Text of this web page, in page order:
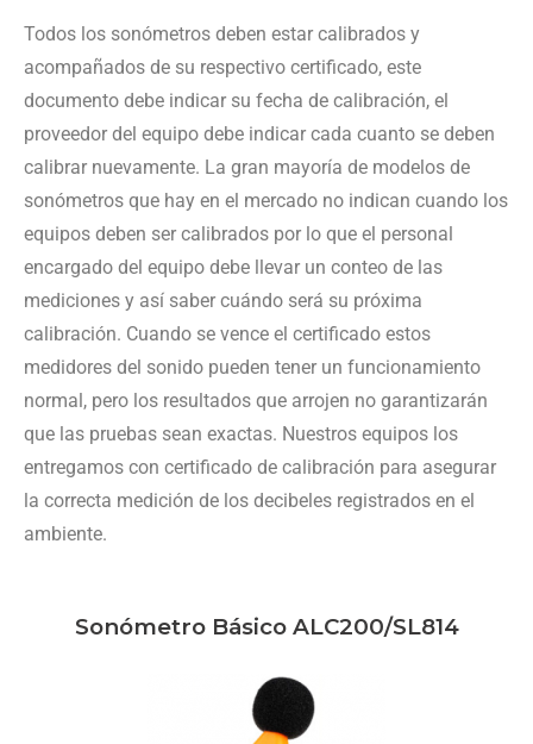
Todos los sonómetros deben estar calibrados y
acompañados de su respectivo certificado, este
documento debe indicar su fecha de calibración, el
proveedor del equipo debe indicar cada cuanto se deben
calibrar nuevamente. La gran mayoría de modelos de
sonómetros que hay en el mercado no indican cuando los
equipos deben ser calibrados por lo que el personal
encargado del equipo debe llevar un conteo de las
mediciones y así saber cuándo será su próxima
calibración. Cuando se vence el certificado estos
medidores del sonido pueden tener un funcionamiento
normal, pero los resultados que arrojen no garantizarán
que las pruebas sean exactas. Nuestros equipos los
entregamos con certificado de calibración para asegurar
la correcta medición de los decibeles registrados en el
ambiente.
Sonómetro Básico ALC200/SL814